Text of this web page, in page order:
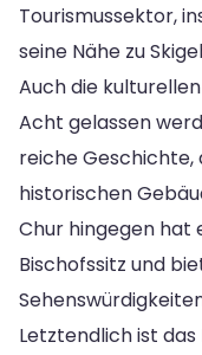
Tourismussektor,
seine Nähe zu
Auch die
Acht gelassen
reiche Geschichte,
historischen
Chur hingegen hat
Bischofssitz und
Letztendlich ist